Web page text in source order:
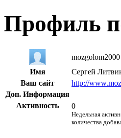
Профиль
mozgolom2000
Имя
Сергей
Ваш сайт
http://
Доп. Информация
Активность
0
Недельная
количества